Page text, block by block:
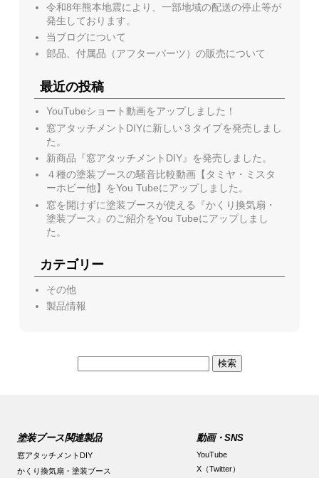
令和8年熊本地震により、一部地域の配送の停止等が
発生しております。
当ブログについて
部品、付属品（アフターパーツ）の販売について
最近の投稿
YouTubeショート動画をアップしました！
窓アタッチメントDIYに新しい３タイプを発売しまし
た。
新商品『窓アタッチメントDIY』を発売しました。
４種の塗装ブースの騒音比較動画【タミヤ・ミスタ
ーホビー他】をYou Tubeにアップしました。
窓を開けずに塗装ブースが使える『かくり換気扇・
塗装ブース』のご紹介をYou Tubeにアップしまし
た。
カテゴリー
その他
製品情報
検
塗装ブース関連製品
窓アタッチメントDIY
かくり換気扇・塗装ブース
動画・SNS
YouTube
X（Twitter）